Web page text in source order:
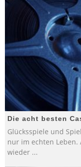
Die acht besten
Glücksspiele und
nur im echten
wieder ...